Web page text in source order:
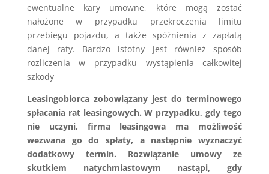
ewentualne kary umowne, które mogą zostać
nałożone w przypadku przekroczenia limitu
przebiegu pojazdu, a także spóźnienia z zapłatą
danej raty. Bardzo istotny jest również sposób
rozliczenia w przypadku wystąpienia całkowitej
szkody
Leasingobiorca zobowiązany jest do terminowego
spłacania rat leasingowych. W przypadku, gdy tego
nie uczyni, firma leasingowa ma możliwość
wezwana go do spłaty, a następnie wyznaczyć
dodatkowy termin. Rozwiązanie umowy ze
skutkiem natychmiastowym nastąpi, gdy